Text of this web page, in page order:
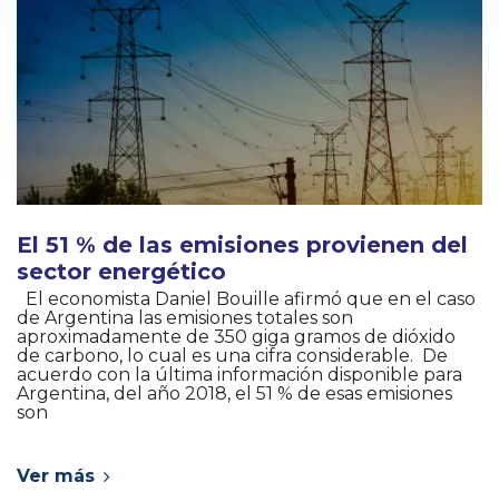
El 51 % de las emisiones provienen del
sector energético
El economista Daniel Bouille afirmó que en el caso
de Argentina las emisiones totales son
aproximadamente de 350 giga gramos de dióxido
de carbono, lo cual es una cifra considerable. De
acuerdo con la última información disponible para
Argentina, del año 2018, el 51 % de esas emisiones
son
Ver más